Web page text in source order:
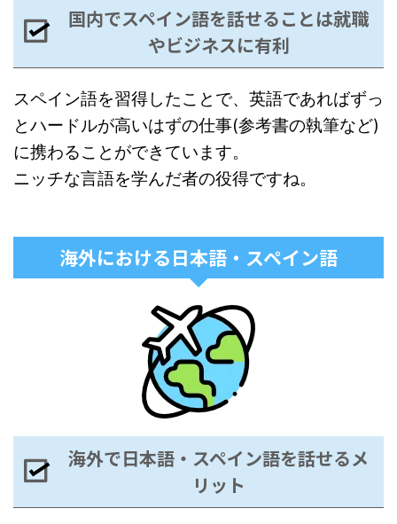
国内でスペイン語を話せることは就職
やビジネスに有利
スペイン語を習得したことで、英語であればずっ
とハードルが高いはずの仕事(参考書の執筆など)
に携わることができています。
ニッチな言語を学んだ者の役得ですね。
海外における日本語・スペイン語
海外で日本語・スペイン語を話せるメ
リット